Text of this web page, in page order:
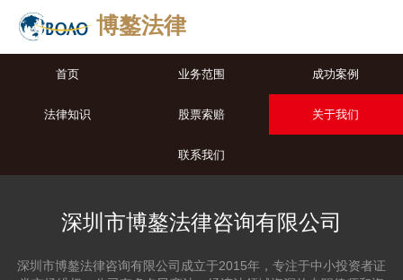
博鏊法律
首页 业务范围 成功案例
法律知识 股票索赔 关于我们
联系我们
深圳市博鏊法律咨询有限公司
深圳市博鏊法律咨询有限公司成立于2015年，专注于中小投资者证